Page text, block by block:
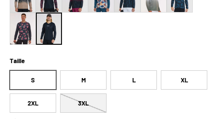
Taille
S M L XL
2XL 3XL